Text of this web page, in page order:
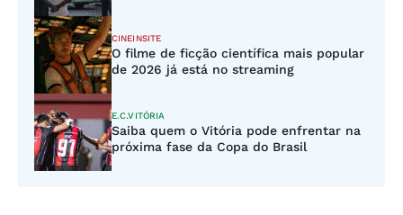
CINEINSITE
O filme de ficção científica mais popular
de 2026 já está no streaming
E.C.VITÓRIA
Saiba quem o Vitória pode enfrentar na
próxima fase da Copa do Brasil